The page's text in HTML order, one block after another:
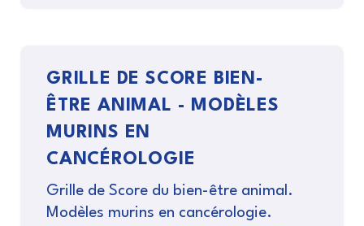
GRILLE DE SCORE BIEN-
ÊTRE ANIMAL - MODÈLES
MURINS EN
CANCÉROLOGIE
Grille de Score du bien-être animal.
Modèles murins en cancérologie.